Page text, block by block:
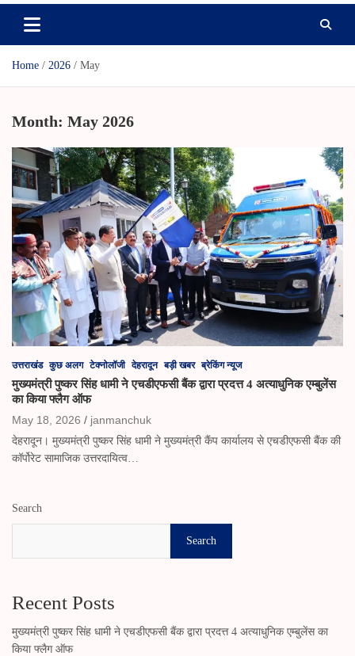
Home 2026 May
Month: May 2026
उत्तराखंड कुछ अलग टेक्नोलॉजी देहरादून बड़ी खबर ब्रेकिंग न्यूज
मुख्यमंत्री पुष्कर सिंह धामी ने एचडीएफसी बैंक द्वारा प्रदत्त 4 अत्याधुनिक एम्बुलेंस
का किया फ्लैग ऑफ
May 18, 2026
janmanchuk
देहरादून। मुख्यमंत्री पुष्कर सिंह धामी ने मुख्यमंत्री कैंप कार्यालय से एचडीएफसी बैंक की
कॉर्पोरेट सामाजिक उत्तरदायित्व…
Search
Search
Recent Posts
मुख्यमंत्री पुष्कर सिंह धामी ने एचडीएफसी बैंक द्वारा प्रदत्त 4 अत्याधुनिक एम्बुलेंस का
किया फ्लैग ऑफ